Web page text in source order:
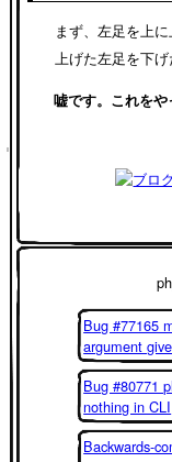
まず、左足を上に
上げた左足を下げ
嘘です。これをや
Bug #77165
argument
Bug #80771
nothing in CLI
Backwards-